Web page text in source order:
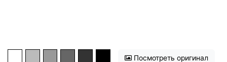
Посмотреть оригинал